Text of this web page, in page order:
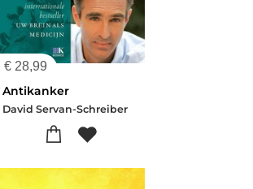
€ 28,99
Antikanker
David Servan-Schreiber